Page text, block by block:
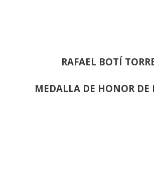
RAFAEL BOTÍ
MEDALLA DE HONOR DE